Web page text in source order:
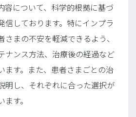
容について、科学的根拠に基づ
信しております。特にインプラ
さまの不安を軽減できるよう、
ナンス方法、治療後の経過など
ます。また、患者さまごとの治
明し、それぞれに合った選択が
す。